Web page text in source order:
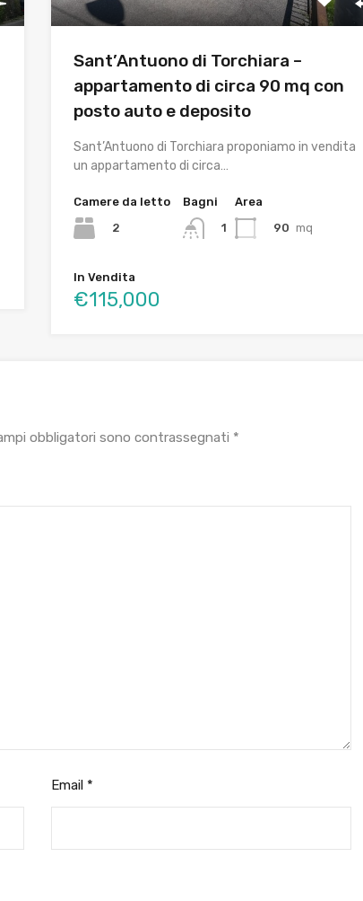
Sant’Antuono di Torchiara –
appartamento di circa 90 mq con
posto auto e deposito
Sant’Antuono di Torchiara proponiamo in vendita
un appartamento di circa…
Camere da letto
2
Bagni
1
Area
90 mq
In Vendita
€115,000
obbligatori sono contrassegnati *
Email *